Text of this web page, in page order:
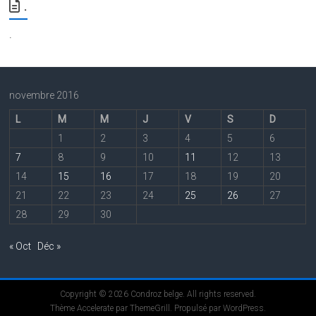
.
.
novembre 2016
L M M J V S
D
1
2 3 4 5
6
7
8 9 10 11 12
13
14
15 16 17 18 19
20
21
22 23 24 25 26
27
28
29 30
« Oct Déc »
Copyright © 2026 Condroz belge. All rights reserved.
Thème Acceleratepar ThemeGrill. Propulsé par WordPress.